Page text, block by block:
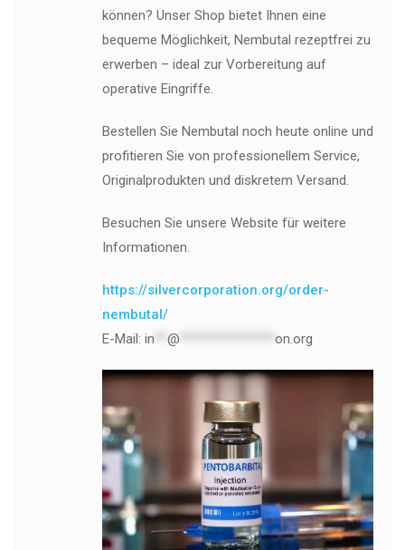
können? Unser Shop bietet Ihnen eine
bequeme Möglichkeit, Nembutal rezeptfrei zu
erwerben – ideal zur Vorbereitung auf
operative Eingriffe.
Bestellen Sie Nembutal noch heute online und
profitieren Sie von professionellem Service,
Originalprodukten und diskretem Versand.
Besuchen Sie unsere Website für weitere
Informationen.
https://silvercorporation.org/order-
nembutal/
E-Mail: in @ on.org